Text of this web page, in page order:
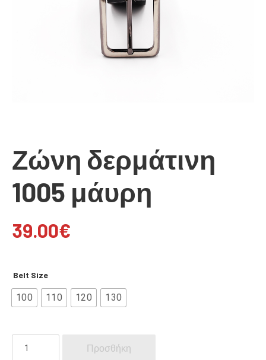
Ζώνη δερμάτινη
1005 μάυρη
39.00€
Belt Size
100 110 120 130
δερμάτινη
Προσθήκη